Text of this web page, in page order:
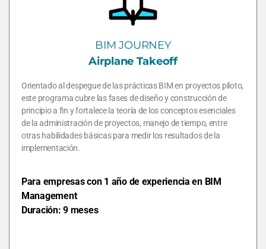
BIM JOURNEY
Airplane Takeoff
Orientado al despegue de las prácticas BIM en proyectos piloto,
este programa cubre las fases de diseño y construcción de
principio a fin y fortalece la teoría de los conceptos esenciales
de la administración de proyectos, manejo de tiempo, entre
otras habilidades básicas para medir los resultados de la
implementación.
Para empresas con 1 año de experiencia en BIM
Management
Duración: 9 meses